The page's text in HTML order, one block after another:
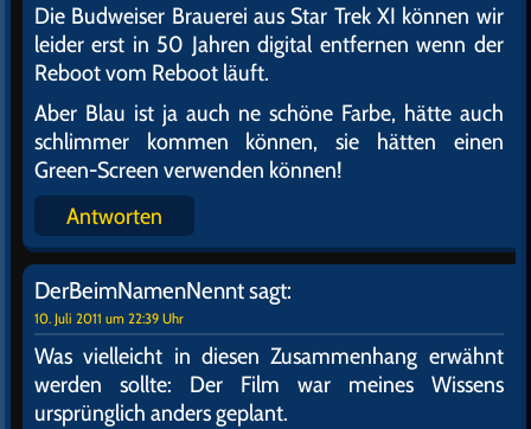
Die Budweiser Brauerei aus Star Trek XI können wir
leider erst in 50 Jahren digital entfernen wenn der
Reboot vom Reboot läuft.
Aber Blau ist ja auch ne schöne Farbe, hätte auch
schlimmer kommen können, sie hätten einen
Green-Screen verwenden können!
Antworten
DerBeimNamenNenntsagt:
10. Juli 2011 um 22:39 Uhr
Was vielleicht in diesen Zusammenhang erwähnt
werden sollte: Der Film war meines Wissens
ursprünglich anders geplant.